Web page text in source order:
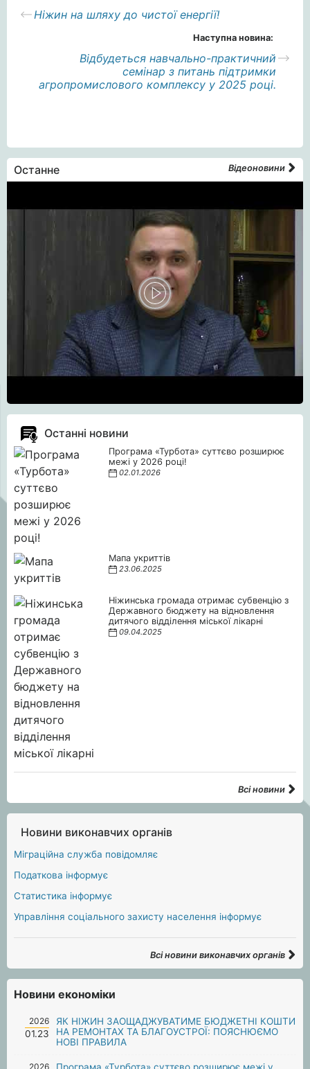
Ніжин на шляху до чистої енергії!
Наступна новина:
Відбудеться навчально-практичний
семінар з питань підтримки
агропромислового комплексу у 2025 році.
Останне Відеоновини
Останні новини
Програма «Турбота» суттєво розширює
межі у 2026 році!
02.01.2026
Мапа укриттів
23.06.2025
Ніжинська громада отримає субвенцію з
Державного бюджету на відновлення
дитячого відділення міської лікарні
09.04.2025
Всі новини
Новини виконавчих органів
Міграційна служба повідомляє
Податкова інформує
Статистика інформує
Управління соціального захисту населення інформує
Всі новини виконавчих органів
Новини економіки
2026
01.23
ЯК НІЖИН ЗАОЩАДЖУВАТИМЕ БЮДЖЕТНІ КОШТИ
НА РЕМОНТАХ ТА БЛАГОУСТРОЇ: ПОЯСНЮЄМО
НОВІ ПРАВИЛА
2026 Програма «Турбота» суттєво розширює межі у